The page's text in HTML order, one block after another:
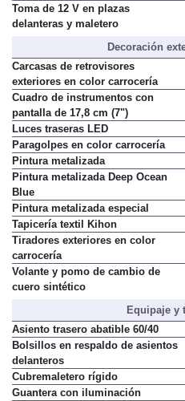
Toma de 12 V en plazas
delanteras y maletero
Decoración
Carcasas de retrovisores
exteriores en color carrocería
Cuadro de instrumentos con
pantalla de 17,8 cm (7")
Luces traseras LED
Paragolpes en color carrocería
Pintura metalizada
Pintura metalizada Deep Ocean
Blue
Pintura metalizada especial
Tapicería textil Kihon
Tiradores exteriores en color
carrocería
Volante y pomo de cambio de
cuero sintético
Equipaje y
Asiento trasero abatible 60/40
Bolsillos en respaldo de asientos
delanteros
Cubremaletero rígido
Guantera con iluminación